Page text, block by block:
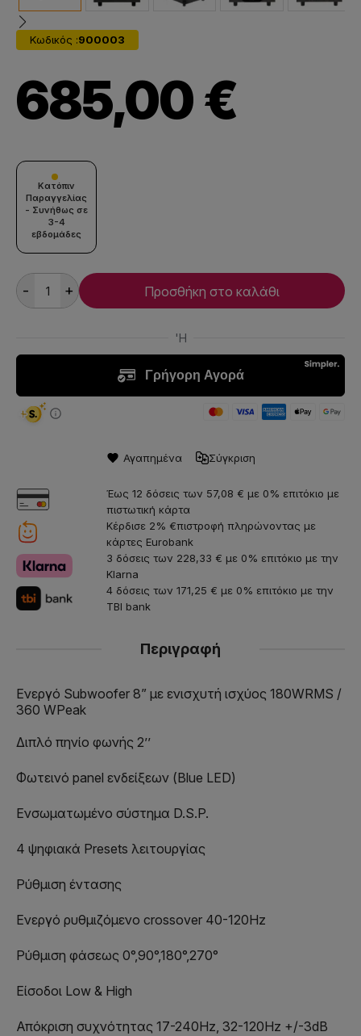
Κωδικός :900003
685,00 €
Κατόπιν
Παραγγελίας
- Συνήθως σε
3-4
εβδομάδες
- + Προσθήκη στο καλάθι
Αγαπημένα Σύγκριση
Έως 12 δόσεις των 57,08 € με 0% επιτόκιο με
πιστωτική κάρτα
Κέρδισε 2% €πιστροφή πληρώνοντας με
κάρτες Eurobank
3 δόσεις των 228,33 € με 0% επιτόκιο με την
Klarna
4 δόσεις των 171,25 € με 0% επιτόκιο με την
TBI bank
Περιγραφή
Ενεργό Subwoofer 8” με ενισχυτή ισχύος 180WRMS /
360 WPeak
Διπλό πηνίο φωνής 2’’
Φωτεινό panel ενδείξεων (Blue LED)
Ενσωματωμένο σύστημα D.S.P.
4 ψηφιακά Presets λειτουργίας
Ρύθμιση έντασης
Ενεργό ρυθμιζόμενο crossover 40-120Hz
Ρύθμιση φάσεως 0°,90°,180°,270°
Είσοδοι Low & High
Απόκριση συχνότητας 17-240Hz, 32-120Hz +/-3dB